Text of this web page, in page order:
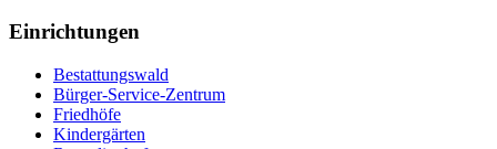
Einrichtungen
Bestattungswald
Bürger-Service-Zentrum
Friedhöfe
Kindergärten